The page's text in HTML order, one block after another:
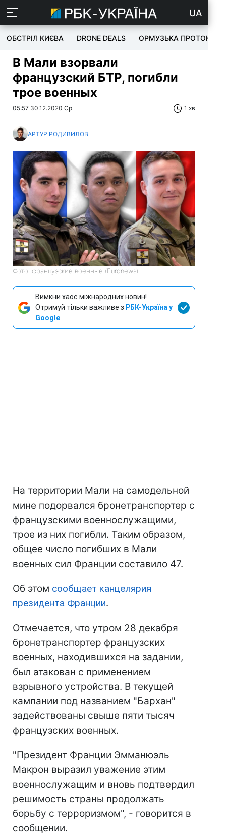
UA
ОБСТРІЛ КИЄВА DRONE DEALS ОРМУЗЬКА ПРОТОКА
В Мали взорвали
французский БТР, погибли
трое военных
05:57 30.12.2020 Ср 1 хв
АРТУР РОДИВИЛОВ
Фото: французские военные (Euronews)
Вимкни хаос міжнародних новин!
Отримуй тільки важливе з РБК-Україна у
Google
На территории Мали на самодельной
мине подорвался бронетранспортер с
французскими военнослужащими,
трое из них погибли. Таким образом,
общее число погибших в Мали
военных сил Франции составило 47.
Об этом сообщает канцелярия
президента Франции.
Отмечается, что утром 28 декабря
бронетранспортер французских
военных, находившихся на задании,
был атакован с применением
взрывного устройства. В текущей
кампании под названием "Бархан"
задействованы свыше пяти тысяч
французских военных.
"Президент Франции Эмманюэль
Макрон выразил уважение этим
военнослужащим и вновь подтвердил
решимость страны продолжать
борьбу с терроризмом", - говорится в
сообщении.